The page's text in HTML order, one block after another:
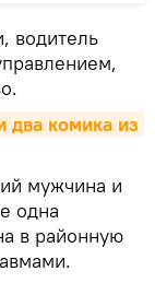
водитель
два комика из
мужчина и
одна
в районную